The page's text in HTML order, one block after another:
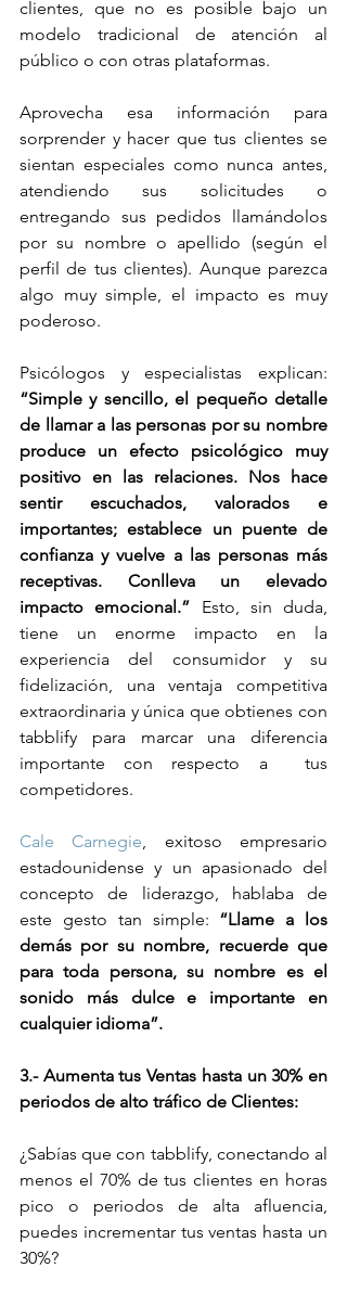
clientes, que no es posible bajo un
modelo tradicional de atención al
público o con otras plataformas.
Aprovecha esa información para
sorprender y hacer que tus clientes se
sientan especiales como nunca antes,
atendiendo sus solicitudes o
entregando sus pedidos llamándolos
por su nombre o apellido (según el
perfil de tus clientes). Aunque parezca
algo muy simple, el impacto es muy
poderoso.
“Simple y sencillo, el pequeño detalle
de llamar a las personas por su nombre
produce un efecto psicológico muy
positivo en las relaciones. Nos hace
sentir escuchados, valorados e
importantes; establece un puente de
confianza y vuelve a las personas más
receptivas. Conlleva un elevado
impacto emocional.” Esto, sin duda,
tiene un enorme impacto en la
experiencia del consumidor y su
fidelización, una ventaja competitiva
extraordinaria y única que obtienes con
tabblify para marcar una diferencia
importante con respecto a  tus
competidores.
Cale Carnegie , exitoso empresario
estadounidense y un apasionado del
concepto de liderazgo, hablaba de
este gesto tan simple: “Llame a los
demás por su nombre, recuerde que
para toda persona, su nombre es el
sonido más dulce e importante en
cualquier idioma”.
3.- Aumenta tus Ventas hasta un 30% en
periodos de alto tráfico de Clientes:
¿Sabías que con tabblify, conectando al
menos el 70% de tus clientes en horas
pico o periodos de alta afluencia,
puedes incrementar tus ventas hasta un
30%?